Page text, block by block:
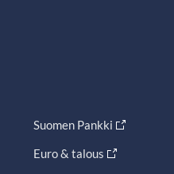
Suomen Pankki
Euro & talous